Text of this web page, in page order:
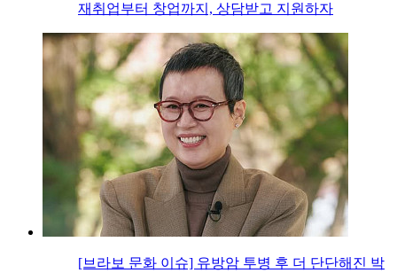
재취업부터 창업까지, 상담받고 지원하자
[브라보 문화 이슈] 유방암 투병 후 더 단단해진 박